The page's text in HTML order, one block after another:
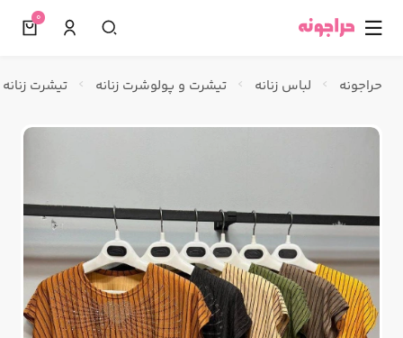
☰
0
حراجونه لباس زنانه تیشرت و پولوشرت زنانه تیشرت